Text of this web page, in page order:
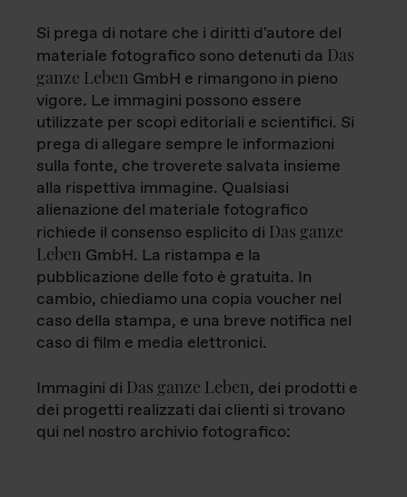
Si prega di notare che i diritti d'autore del
materiale fotografico sono detenuti da Das
ganze Leben GmbH e rimangono in pieno
vigore. Le immagini possono essere
utilizzate per scopi editoriali e scientifici. Si
prega di allegare sempre le informazioni
sulla fonte, che troverete salvata insieme
alla rispettiva immagine. Qualsiasi
alienazione del materiale fotografico
richiede il consenso esplicito di Das ganze
Leben GmbH. La ristampa e la
pubblicazione delle foto è gratuita. In
cambio, chiediamo una copia voucher nel
caso della stampa, e una breve notifica nel
caso di film e media elettronici.
Immagini di Das ganze Leben, dei prodotti e
dei progetti realizzati dai clienti si trovano
qui nel nostro archivio fotografico: